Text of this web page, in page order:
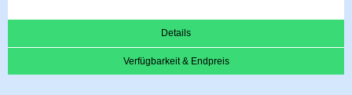
Details
Verfügbarkeit & Endpreis